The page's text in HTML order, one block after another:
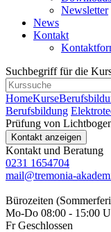
Newsletter
News
Kontakt
Suchbegriff für die
HomeKurse
Berufsbildung
Prüfung von
Kontakt anzeigen
Kontakt und Beratung
0231 1654704
mail@tremonia-
Bürozeiten
Mo-Do 08:00 - 15:00
Fr Geschlossen